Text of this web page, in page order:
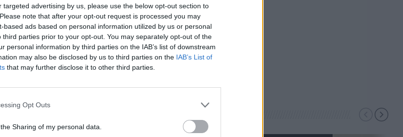
targeted advertising by us, please use the below opt-out section to
note that after your opt-out request is processed you may
based ads based on personal information utilized by us or personal
third parties prior to your opt-out. You may separately opt-out of the
personal information by third parties on the IAB’s list of downstream
may also be disclosed by us to third parties on the IAB’s List of
that may further disclose it to other third parties.
Opt Outs
Sharing of my personal data.